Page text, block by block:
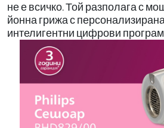
не е всичко. Той разполага с
йонна грижа с
интелигентни цифрови